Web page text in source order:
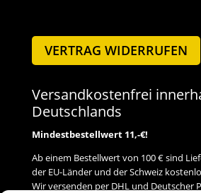
VERTRAG WIDERRUFEN
Versandkostenfrei
Deutschlands
Mindestbestellwert 11,-€!
Ab einem Bestellwert von 100 € sind
der EU-Länder und der Schweiz
Wir versenden per DHL und Deutscher